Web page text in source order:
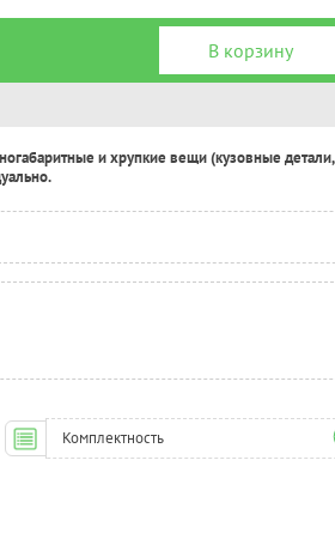
В корзину
и хрупкие вещи (кузовные детали,
Комплектность